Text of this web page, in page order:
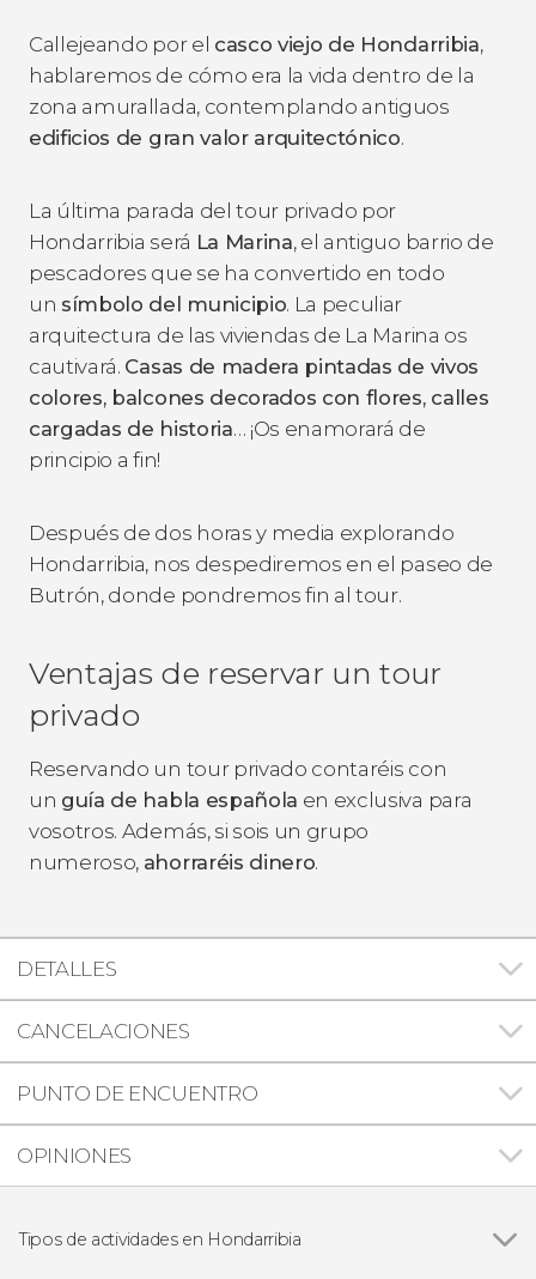
Callejeando por el casco viejo de Hondarribia,
hablaremos de cómo era la vida dentro de la
zona amurallada, contemplando antiguos
edificios de gran valor arquitectónico.
La última parada del tour privado por
Hondarribia será La Marina, el antiguo barrio de
pescadores que se ha convertido en todo
un símbolo del municipio. La peculiar
arquitectura de las viviendas de La Marina os
cautivará. Casas de madera pintadas de vivos
colores, balcones decorados con flores, calles
cargadas de historia… ¡Os enamorará de
principio a fin!
Después de dos horas y media explorando
Hondarribia, nos despediremos en el paseo de
Butrón, donde pondremos fin al tour.
Ventajas de reservar un tour
privado
Reservando un tour privado contaréis con
un guía de habla española en exclusiva para
vosotros. Además, si sois un grupo
numeroso, ahorraréis dinero.
DETALLES
CANCELACIONES
PUNTO DE ENCUENTRO
OPINIONES
Tipos de actividades en Hondarribia